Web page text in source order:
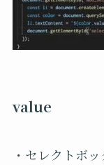
value
・セレクトボ